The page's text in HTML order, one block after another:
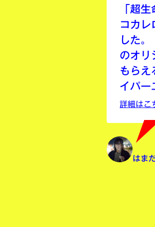
「超
コカレ
した
のオリ
もらえ
イパー
詳細はこ
はま